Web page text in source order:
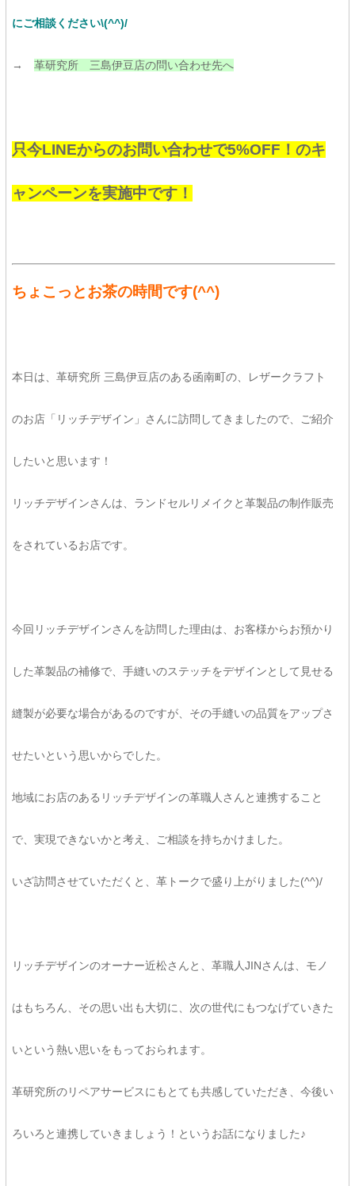
にご相談ください\(^^)/
→ 革研究所 三島伊豆店の問い合わせ先へ
只今LINEからのお問い合わせで5%OFF！のキ
ャンペーンを実施中です！
ちょこっとお茶の時間です(^^)
本日は、革研究所 三島伊豆店のある函南町の、レザークラフト
のお店「リッチデザイン」さんに訪問してきましたので、ご紹介
したいと思います！
リッチデザインさんは、ランドセルリメイクと革製品の制作販売
をされているお店です。
今回リッチデザインさんを訪問した理由は、お客様からお預かり
した革製品の補修で、手縫いのステッチをデザインとして見せる
縫製が必要な場合があるのですが、その手縫いの品質をアップさ
せたいという思いからでした。
地域にお店のあるリッチデザインの革職人さんと連携すること
で、実現できないかと考え、ご相談を持ちかけました。
いざ訪問させていただくと、革トークで盛り上がりました(^^)/
リッチデザインのオーナー近松さんと、革職人JINさんは、モノ
はもちろん、その思い出も大切に、次の世代にもつなげていきた
いという熱い思いをもっておられます。
革研究所のリペアサービスにもとても共感していただき、今後い
ろいろと連携していきましょう！というお話になりました♪